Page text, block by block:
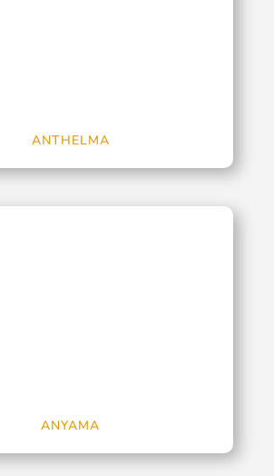
ANTHELMA
ANYAMA